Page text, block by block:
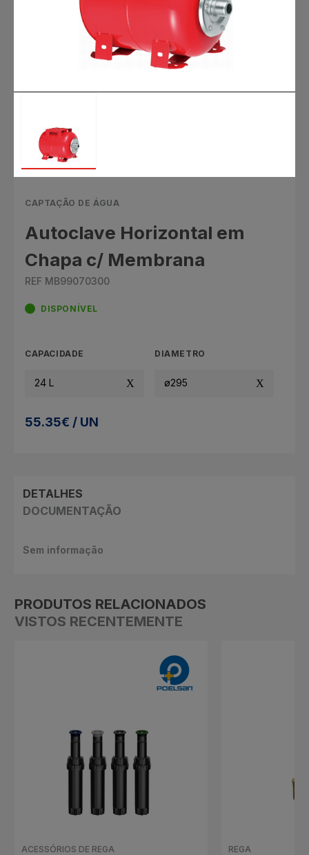
CAPTAÇÃO DE ÁGUA
Autoclave Horizontal em
Chapa c/ Membrana
REF MB99070300
DISPONÍVEL
CAPACIDADE
24 L
DIAMETRO
ø295
55.35€ / UN
DETALHES
DOCUMENTAÇÃO
Sem informação
PRODUTOS RELACIONADOS
VISTOS RECENTEMENTE
ACESSÓRIOS DE REGA REGA